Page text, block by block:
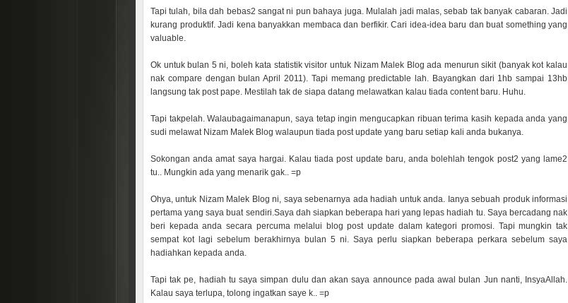
Tapi tulah, bila dah bebas2 sangat ni pun bahaya juga. Mulalah jadi malas, sebab tak banyak cabaran. Jadi
kurang produktif. Jadi kena banyakkan membaca dan berfikir. Cari idea-idea baru dan buat something yang
valuable.
Ok untuk bulan 5 ni, boleh kata statistik visitor untuk Nizam Malek Blog ada menurun sikit (banyak kot kalau
nak compare dengan bulan April 2011). Tapi memang predictable lah. Bayangkan dari 1hb sampai 13hb
langsung tak post pape. Mestilah tak de siapa datang melawatkan kalau tiada content baru. Huhu.
Tapi takpelah. Walaubagaimanapun, saya tetap ingin mengucapkan ribuan terima kasih kepada anda yang
sudi melawat Nizam Malek Blog walaupun tiada post update yang baru setiap kali anda bukanya.
Sokongan anda amat saya hargai. Kalau tiada post update baru, anda bolehlah tengok post2 yang lame2
tu.. Mungkin ada yang menarik gak.. =p
Ohya, untuk Nizam Malek Blog ni, saya sebenarnya ada hadiah untuk anda. Ianya sebuah produk informasi
pertama yang saya buat sendiri.Saya dah siapkan beberapa hari yang lepas hadiah tu. Saya bercadang nak
beri kepada anda secara percuma melalui blog post update dalam kategori promosi. Tapi mungkin tak
sempat kot lagi sebelum berakhirnya bulan 5 ni. Saya perlu siapkan beberapa perkara sebelum saya
hadiahkan kepada anda.
Tapi tak pe, hadiah tu saya simpan dulu dan akan saya announce pada awal bulan Jun nanti, InsyaAllah.
Kalau saya terlupa, tolong ingatkan saye k.. =p